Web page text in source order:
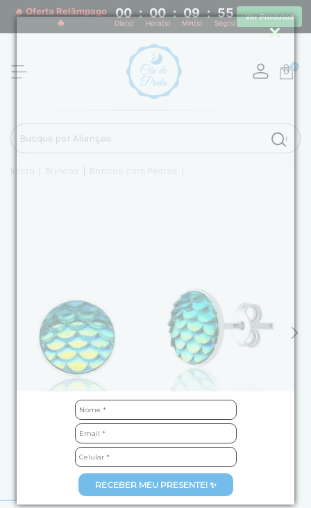
RECEBER MEU PRESENTE! ✨
🔥 Oferta Relâmpago
🔥
00 : 00 : 09 : 55
Dia(s) Hora(s) Min(s) Seg(s)
Ver Produtos
0
Início Brincos Brincos com Pedras